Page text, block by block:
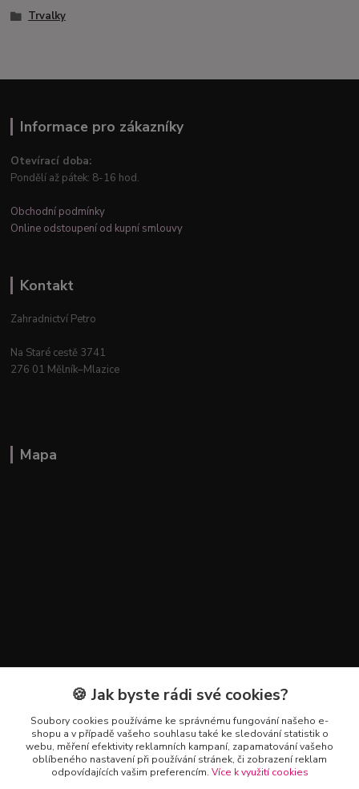
Trvalky
Informace pro zákazníky
Otevírací doba:
Pondělí až pátek: 8-16 hod.
Obchodní podmínky
Online odstoupení od kupní smlouvy
Kontakt
Zahradnictví Petro
Na Staré cestě 3741
276 01 Mělník–Mlazice
Mapa
Kontakty
+420 602 223 614
info@zahradnictvipetro.cz
🍪 Jak byste rádi své cookies?
Soubory cookies používáme ke správnému fungování našeho e-
shopu a v případě vašeho souhlasu také ke sledování statistik o
webu, měření efektivity reklamních kampaní, zapamatování vašeho
oblíbeného nastavení při používání stránek, či zobrazení reklam
odpovídajících vašim preferencím. Více k využití cookies